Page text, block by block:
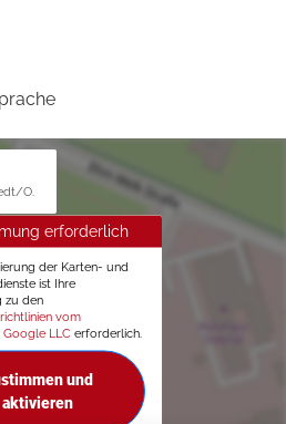
O.
erforderlich
der Karten- und
ist Ihre
zu den
vom
LLC erforderlich.
und
aktivieren